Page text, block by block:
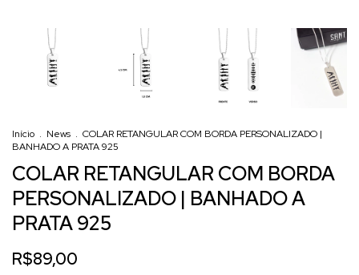
Início . News . COLAR RETANGULAR COM BORDA PERSONALIZADO |
BANHADO A PRATA 925
COLAR RETANGULAR COM BORDA
PERSONALIZADO | BANHADO A
PRATA 925
R$89,00